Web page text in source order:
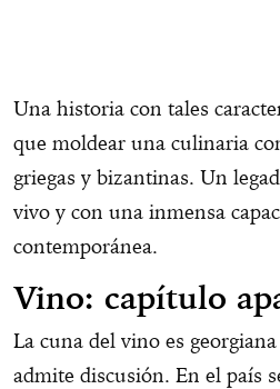
Una historia con tales
que moldear una culinaria
griegas y bizantinas. Un
vivo y con una inmensa
contemporánea.
Vino: capítulo
La cuna del vino es
admite discusión. En el país